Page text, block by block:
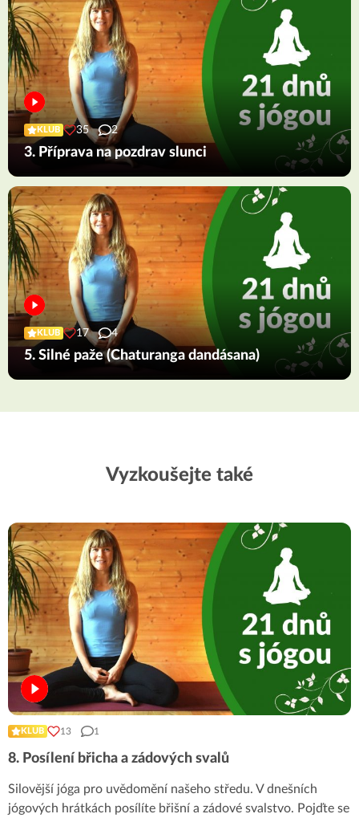
KLUB 35 2
3. Příprava na pozdrav slunci
KLUB 17 4
5. Silné paže (Chaturanga dandásana)
Vyzkoušejte také
KLUB 13 1
8. Posílení břicha a zádových svalů
Silovější jóga pro uvědomění našeho středu. V dnešních
jógových hrátkách posílíte břišní a zádové svalstvo. Pojďte se